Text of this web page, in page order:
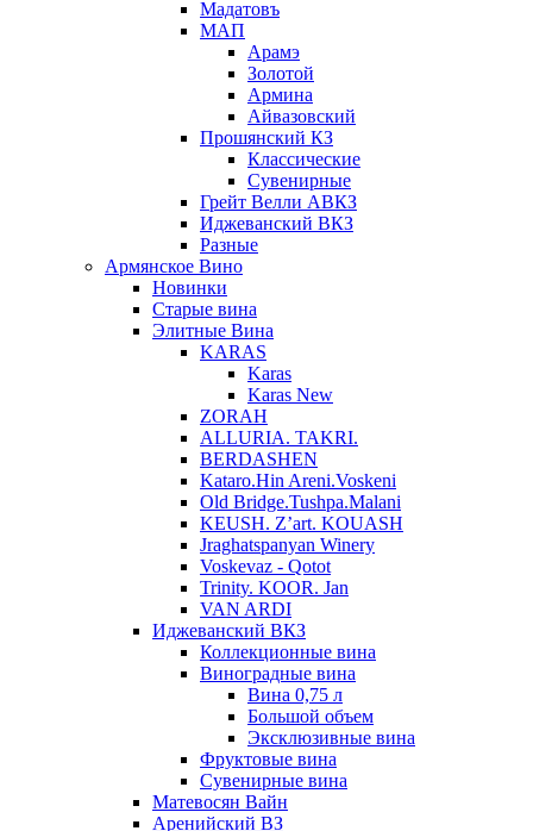
Мадатовъ
МАП
Арамэ
Золотой
Армина
Айвазовский
Прошянский КЗ
Классические
Сувенирные
Грейт Велли АВКЗ
Иджеванский ВКЗ
Разные
Армянское Вино
Новинки
Старые вина
Элитные Вина
KARAS
Karas
Karas New
ZORAH
ALLURIA. TAKRI.
BERDASHEN
Kataro.Hin Areni.Voskeni
Old Bridge.Tushpa.Malani
KEUSH. Z’art. KOUASH
Jraghatspanyan Winery
Voskevaz - Qotot
Trinity. KOOR. Jan
VAN ARDI
Иджеванский ВКЗ
Коллекционные вина
Виноградные вина
Вина 0,75 л
Большой объем
Эксклюзивные вина
Фруктовые вина
Cувенирные вина
Матевосян Вайн
Аренийский ВЗ